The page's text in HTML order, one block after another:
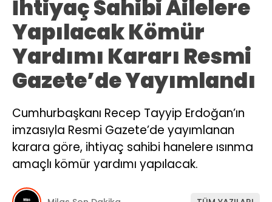
ASAYIŞ
GÜNDEM
EKONOMI
SPOR
VEFAT
GENEL
İLETIŞIM
İhtiyaç Sahibi Ailelere
Yapılacak Kömür
Yardımı Kararı Resmi
Gazete’de Yayımlandı
Cumhurbaşkanı Recep Tayyip Erdoğan’ın
imzasıyla Resmi Gazete’de yayımlanan
karara göre, ihtiyaç sahibi hanelere ısınma
amaçlı kömür yardımı yapılacak.